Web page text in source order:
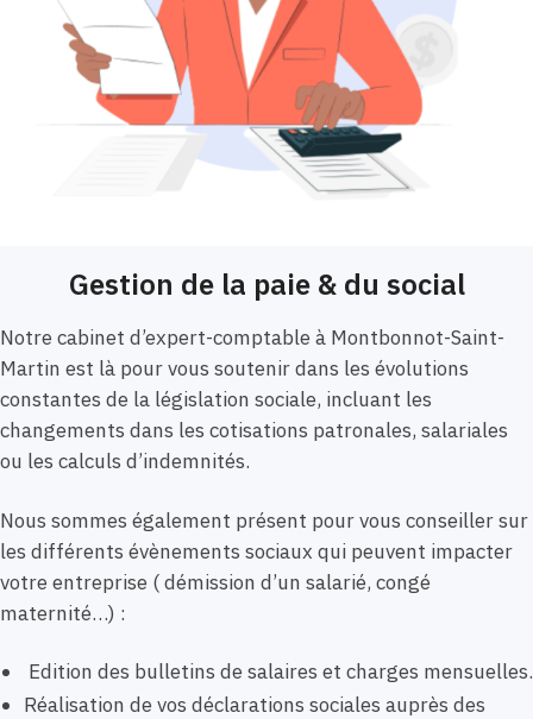
Gestion de la paie & du social
Notre cabinet d’expert-comptable à Montbonnot-Saint-
Martin est là pour vous soutenir dans les évolutions
constantes de la législation sociale, incluant les
changements dans les cotisations patronales, salariales
ou les calculs d’indemnités.
Nous sommes également présent pour vous conseiller sur
les différents évènements sociaux qui peuvent impacter
votre entreprise ( démission d’un salarié, congé
maternité…) :
Edition des bulletins de salaires et charges mensuelles.
Réalisation de vos déclarations sociales auprès des